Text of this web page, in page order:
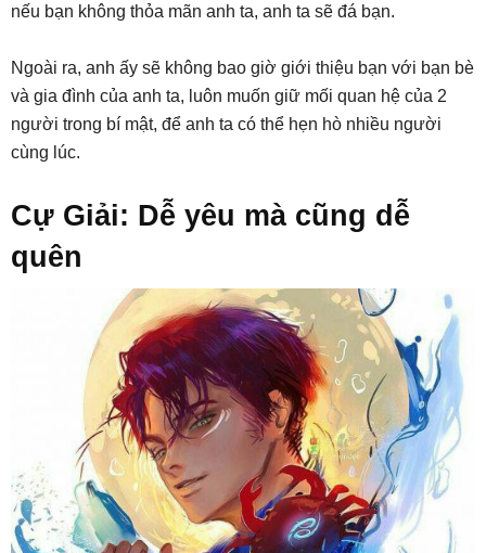
nếu bạn không thỏa mãn anh ta, anh ta sẽ đá bạn.
Ngoài ra, anh ấy sẽ không bao giờ giới thiệu bạn với bạn bè
và gia đình của anh ta, luôn muốn giữ mối quan hệ của 2
người trong bí mật, để anh ta có thể hẹn hò nhiều người
cùng lúc.
Cự Giải: Dễ yêu mà cũng dễ
quên